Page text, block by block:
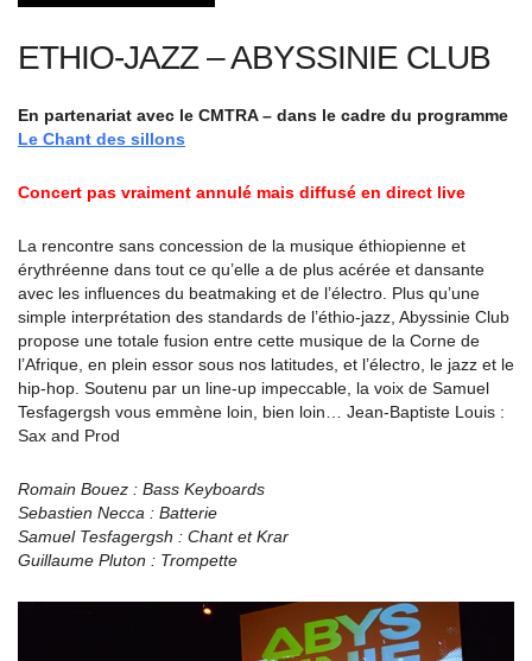
ETHIO-JAZZ – ABYSSINIE CLUB
En partenariat avec le CMTRA – dans le cadre du programme
Le Chant des sillons
Concert pas vraiment annulé mais diffusé en direct live
La rencontre sans concession de la musique éthiopienne et
érythréenne dans tout ce qu’elle a de plus acérée et dansante
avec les influences du beatmaking et de l’électro. Plus qu’une
simple interprétation des standards de l’éthio-jazz, Abyssinie Club
propose une totale fusion entre cette musique de la Corne de
l’Afrique, en plein essor sous nos latitudes, et l’électro, le jazz et le
hip-hop. Soutenu par un line-up impeccable, la voix de Samuel
Tesfagergsh vous emmène loin, bien loin… Jean-Baptiste Louis :
Sax and Prod
Romain Bouez : Bass Keyboards
Sebastien Necca : Batterie
Samuel Tesfagergsh : Chant et Krar
Guillaume Pluton : Trompette